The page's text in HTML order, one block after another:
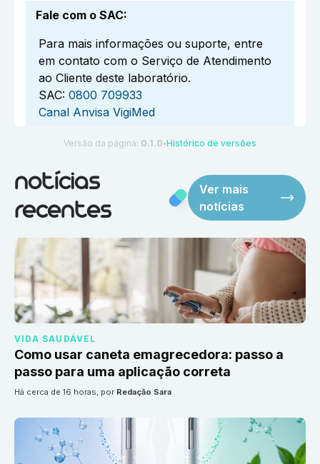
Fale com o SAC:
Para mais informações ou suporte, entre
em contato com o Serviço de Atendimento
ao Cliente deste laboratório.
SAC: 0800 709933
Canal Anvisa VigiMed
Versão da página: 0.1.0 ●Histórico de versões
notícias
recentes
Ver mais
notícias
VIDA SAUDÁVEL
Como usar caneta emagrecedora: passo a
passo para uma aplicação correta
há cerca de 16 horas, por Redação Sara